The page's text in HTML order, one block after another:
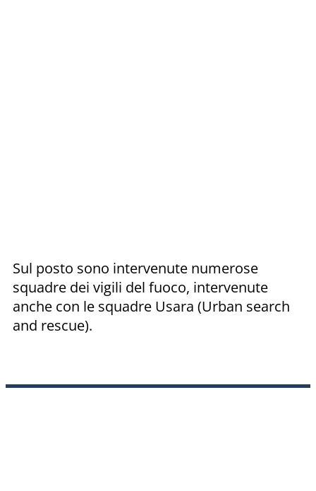
Sul posto sono intervenute numerose
squadre dei vigili del fuoco, intervenute
anche con le squadre Usara (Urban search
and rescue).